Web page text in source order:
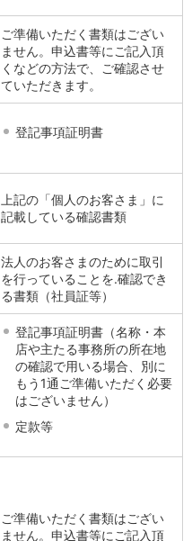
ご準備いただく書類はござい
ません。申込書等にご記入頂
くなどの方法で、ご確認させ
ていただきます。
登記事項証明書
上記の「個人のお客さま」に
記載している確認書類
法人のお客さまのために取引
を行っていることを.確認でき
る書類（社員証等）
登記事項証明書（名称・本
店や主たる事務所の所在地
の確認で用いる場合、別に
もう1通ご準備いただく必要
はございません）
定款等
ご準備いただく書類はござい
ません。申込書等にご記入頂